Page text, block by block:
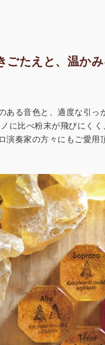
ごたえと、温か
ある音色と、適度な引っ
に比べ粉末が飛びにくく
演奏家の方々にもご愛用